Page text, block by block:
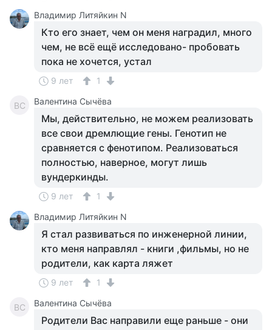
Владимир Литяйкин N
Кто его знает, чем он меня наградил, много
чем, не всё ещё исследовано- пробовать
пока не хочется, устал
9 лет 1
ВС Валентина Сычёва
Мы, действительно, не можем реализовать
все свои дремлющие гены. Генотип не
сравняется с фенотипом. Реализоваться
полностью, наверное, могут лишь
вундеркинды.
9 лет
1
Владимир Литяйкин N
Я стал развиваться по инженерной линии,
кто меня направлял - книги ,фильмы, но не
родители, как карта ляжет
9 лет 1
ВС Валентина Сычёва
Родители Вас направили еще раньше - они